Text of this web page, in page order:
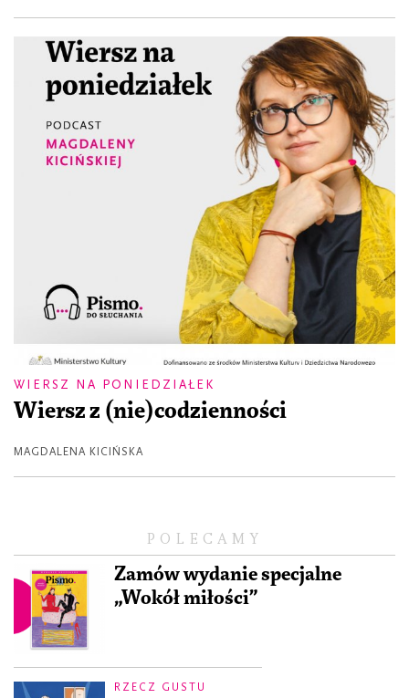
POLECAMY
Zamów wydanie specjalne
„Wokół miłości”
RZECZ GUSTU
WIERSZ NA PONIEDZIAŁEK
Wiersz z (nie)codzienności
MAGDALENA KICIŃSKA